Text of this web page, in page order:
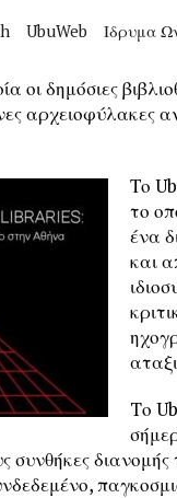
ΔΎΝΑΜΗ ΣΤΑ
UbuWeb Ιδρυμα
οι δημόσιες
αρχειοφύλακες
Το
το
ένα
και
Tο